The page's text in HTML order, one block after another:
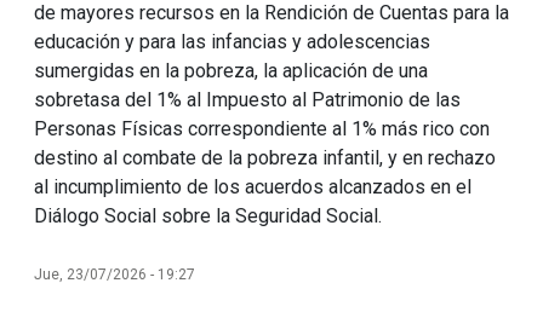
de mayores recursos en la Rendición de Cuentas para la
educación y para las infancias y adolescencias
sumergidas en la pobreza, la aplicación de una
sobretasa del 1% al Impuesto al Patrimonio de las
Personas Físicas correspondiente al 1% más rico con
destino al combate de la pobreza infantil, y en rechazo
al incumplimiento de los acuerdos alcanzados en el
Diálogo Social sobre la Seguridad Social.
Jue, 23/07/2026 - 19:27